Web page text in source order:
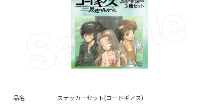
品名
ステッカーセット(コードギアス)